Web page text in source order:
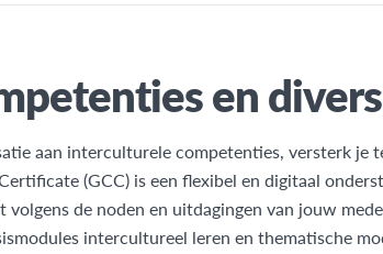
en
aan interculturele competenties, versterk je
(GCC) is een flexibel en digitaal
de noden en uitdagingen van jouw
intercultureel leren en thematische